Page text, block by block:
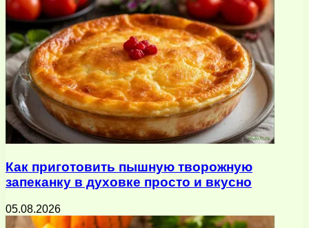
Как приготовить пышную творожную
запеканку в духовке просто и вкусно
05.08.2026